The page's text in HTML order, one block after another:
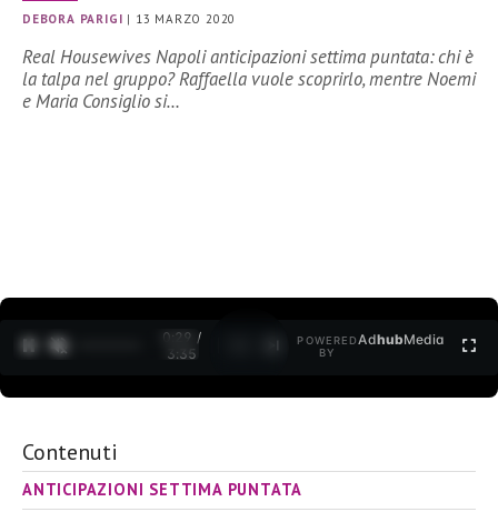
DEBORA PARIGI | 13 MARZO 2020
Real Housewives Napoli anticipazioni settima puntata: chi è
la talpa nel gruppo? Raffaella vuole scoprirlo, mentre Noemi
e Maria Consiglio si…
0:30 /
3:35
POWERED
BY
AdhubMedia
Contenuti
ANTICIPAZIONI SETTIMA PUNTATA